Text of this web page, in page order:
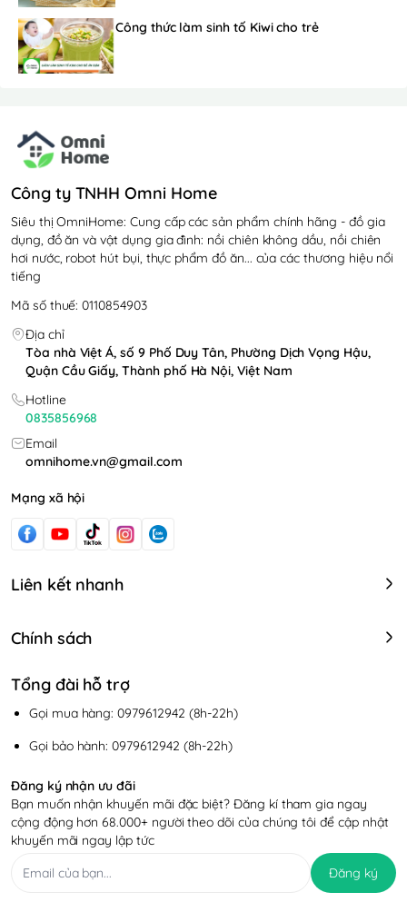
Công thức làm sinh tố Kiwi cho trẻ
Công ty TNHH Omni Home
Siêu thị OmniHome: Cung cấp các sản phẩm chính hãng - đồ gia
dụng, đồ ăn và vật dụng gia đình: nồi chiên không dầu, nồi chiên
hơi nước, robot hút bụi, thực phẩm đồ ăn... của các thương hiệu nổi
tiếng
Mã số thuế: 0110854903
Địa chỉ
Tòa nhà Việt Á, số 9 Phố Duy Tân, Phường Dịch Vọng Hậu,
Quận Cầu Giấy, Thành phố Hà Nội, Việt Nam
Hotline
0835856968
Email
omnihome.vn@gmail.com
Mạng xã hội
Liên kết nhanh
Chính sách
Tổng đài hỗ trợ
Gọi mua hàng: 0979612942 (8h-22h)
Gọi bảo hành: 0979612942 (8h-22h)
Đăng ký nhận ưu đãi
Bạn muốn nhận khuyến mãi đặc biệt? Đăng kí tham gia ngay
cộng động hơn 68.000+ người theo dõi của chúng tôi để cập nhật
khuyến mãi ngay lập tức
Đăng ký